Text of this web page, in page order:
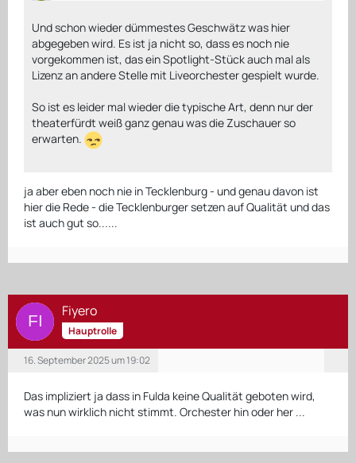
Und schon wieder dümmestes Geschwätz was hier
abgegeben wird. Es ist ja nicht so, dass es noch nie
vorgekommen ist, das ein Spotlight-Stück auch mal als
Lizenz an andere Stelle mit Liveorchester gespielt wurde.
So ist es leider mal wieder die typische Art, denn nur der
theaterfürdt weiß ganz genau was die Zuschauer so
erwarten.
ja aber eben noch nie in Tecklenburg - und genau davon ist
hier die Rede - die Tecklenburger setzen auf Qualität und das
ist auch gut so......
Fiyero
Hauptrolle
16. September 2025 um 19:02
Das impliziert ja dass in Fulda keine Qualität geboten wird,
was nun wirklich nicht stimmt. Orchester hin oder her ...